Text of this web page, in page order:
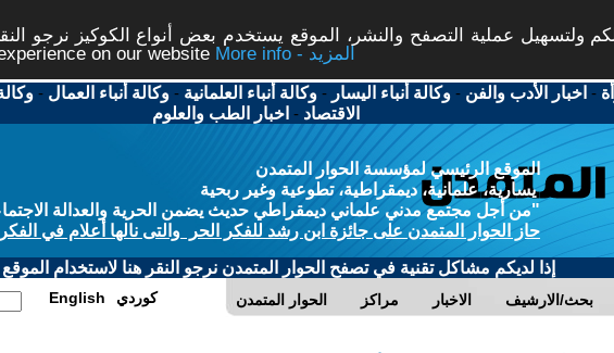
ولتسهيل عملية التصفح والنشر، الموقع يستخدم بعض أنواع الكوكيز نرجو
on our website
More info - المزيد
- اخبار الأدب والفن -وكالة أنباء اليسار -وكالة أنباء العلمانية -وكالة أنباء العمال -
الاقتصاد - اخبار الطب والعلوم
الموقع الرئيسي لمؤسسة الحوار المتمدن
يسارية، علمانية، ديمقراطية، تطوعية وغير ربحية
"من أجل مجتمع مدني علماني ديمقراطي حديث يضمن الحرية والعدالة
حاز الحوار المتمدن على جائزة ابن رشد للفكر الحر والتى نالها أعلام في الفكر
إذا لديكم مشاكل تقنية في تصفح الحوار المتمدن نرجو النقر هنا لاستخدام الموقع
الحوار المتمدن مراكز الاخبار بحث/الارشيف English كوردي